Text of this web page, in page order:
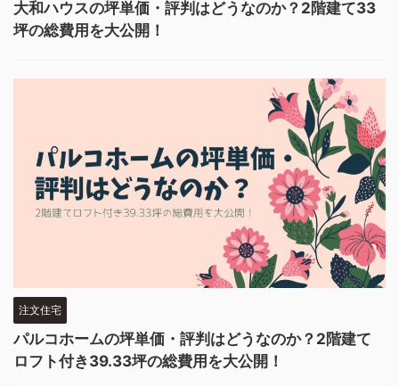
大和ハウスの坪単価・評判はどうなのか？2階建て33
坪の総費用を大公開！
注文住宅
パルコホームの坪単価・評判はどうなのか？2階建て
ロフト付き39.33坪の総費用を大公開！